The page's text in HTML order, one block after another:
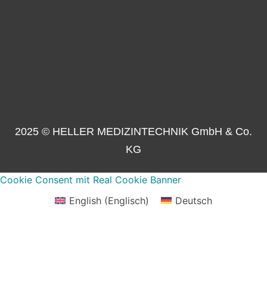
2025 © HELLER MEDIZINTECHNIK GmbH & Co.
KG
Cookie Consent mit Real Cookie Banner
English (Englisch) Deutsch